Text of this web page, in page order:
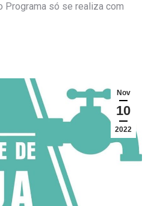
Programa só se realiza com
Nov
10
2022